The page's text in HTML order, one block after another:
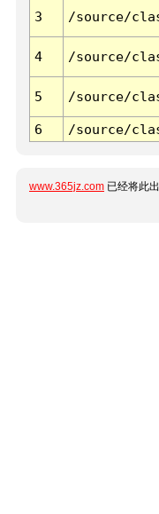
3 /source/
4 /source/
5 /source/
6 /source/
www.365jz.com 已经将此